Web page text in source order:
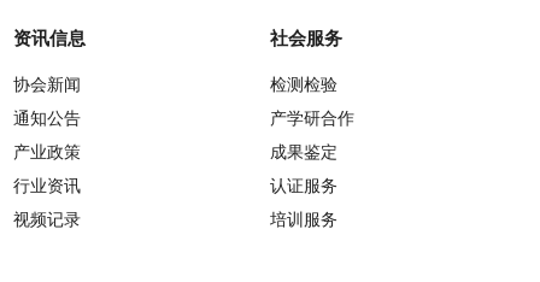
资讯信息
协会新闻
通知公告
产业政策
行业资讯
视频记录
社会服务
检测检验
产学研合作
成果鉴定
认证服务
培训服务